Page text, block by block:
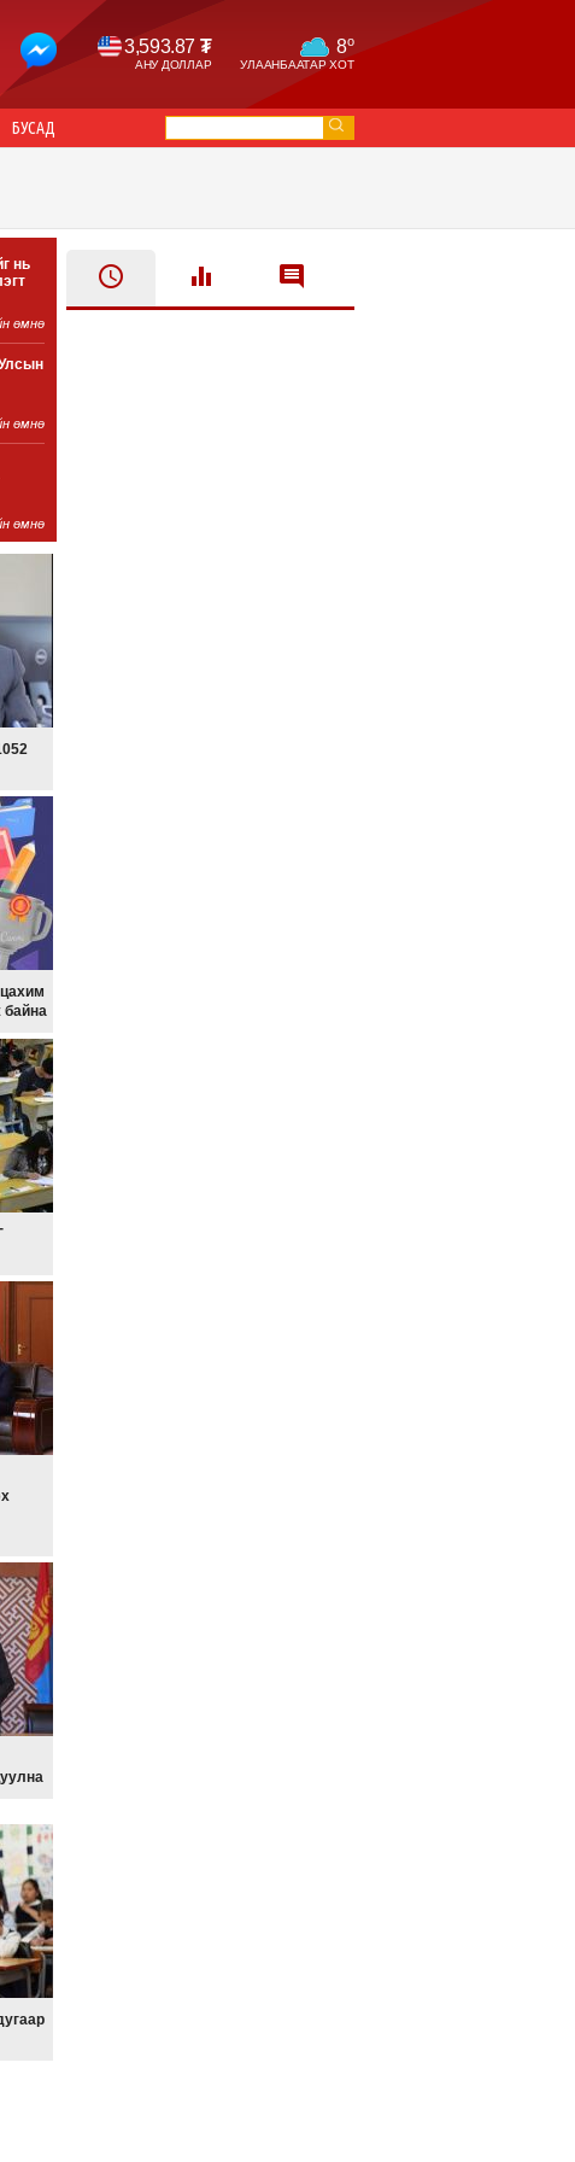
3,593.87 ₮
АНУ ДОЛЛАР
8o
УЛААНБААТАР ХОТ
БУСАД
нь
өмнө
өмнө
өмнө
байна